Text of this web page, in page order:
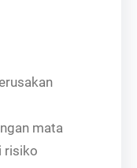
mata
risiko